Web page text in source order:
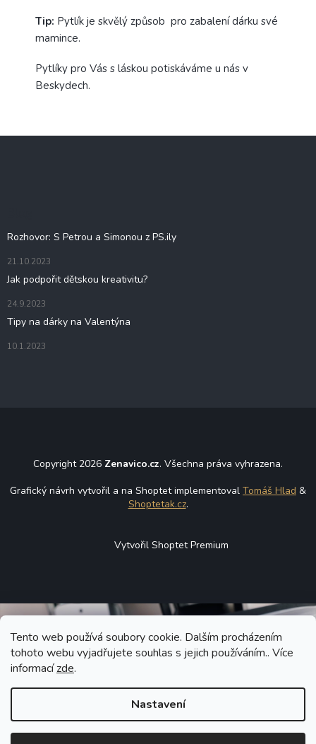
Tento web používá soubory cookie. Dalším procházením
tohoto webu vyjadřujete souhlas s jejich používáním.. Více
informacízde.
Nastavení
Tip: Pytlík je skvělý způsob pro zabalení dárku své
mamince.
Pytlíky pro Vás s láskou potiskáváme u nás v
Beskydech.
Rozhovor: S Petrou a Simonou z PS.ily
21.10.2023
Jak podpořit dětskou kreativitu?
24.9.2023
Tipy na dárky na Valentýna
10.1.2023
Copyright 2026 Zenavico.cz. Všechna práva vyhrazena.
Grafický návrh vytvořil a na Shoptet implementoval Tomáš Hlad &
Shoptetak.cz.
Vytvořil Shoptet Premium